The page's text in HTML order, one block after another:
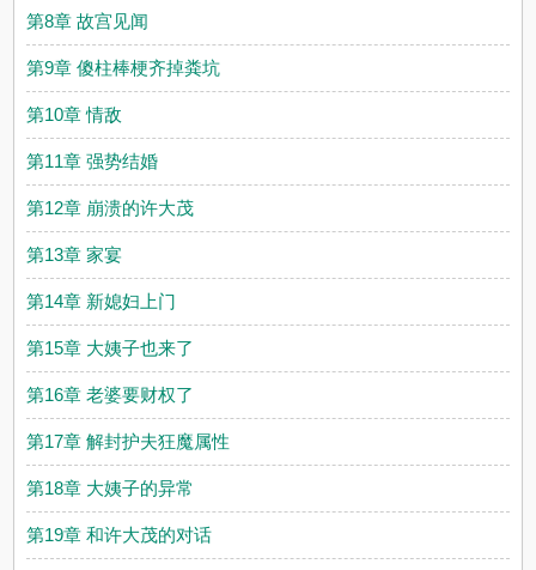
第8章 故宫见闻
第9章 傻柱棒梗齐掉粪坑
第10章 情敌
第11章 强势结婚
第12章 崩溃的许大茂
第13章 家宴
第14章 新媳妇上门
第15章 大姨子也来了
第16章 老婆要财权了
第17章 解封护夫狂魔属性
第18章 大姨子的异常
第19章 和许大茂的对话